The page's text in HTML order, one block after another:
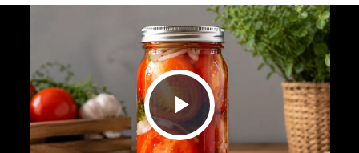
Play Video